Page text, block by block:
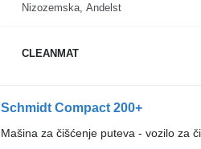
Nizozemska, Andelst
CLEANMAT
Schmidt Compact 200+
Mašina za čišćenje puteva - vozilo za